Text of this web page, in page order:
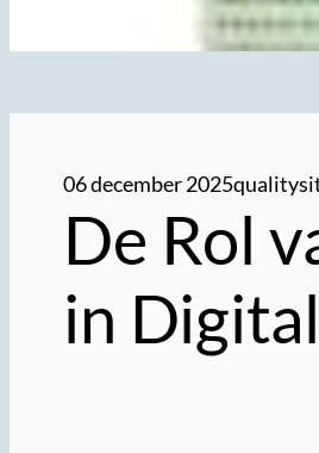
06 december 2025
De Rol
in